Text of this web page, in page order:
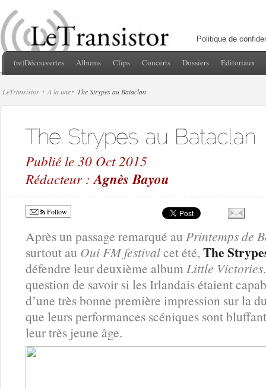
Politique de
(re)Découvertes Albums Clips Concerts Dossiers Editoriaux
LeTransistor A la une The Strypes au Bataclan
Publié le 30 Oct 2015
Rédacteur :Agnès Bayou
Follow
Après un passage remarqué au Printemps de
surtout au Oui FM festivalcet été, The
défendre leur deuxième albumLittle Victories
question de savoir si les Irlandais étaient
d’une très bonne première impression sur la
que leurs performances scéniques sont
leur très jeune âge.